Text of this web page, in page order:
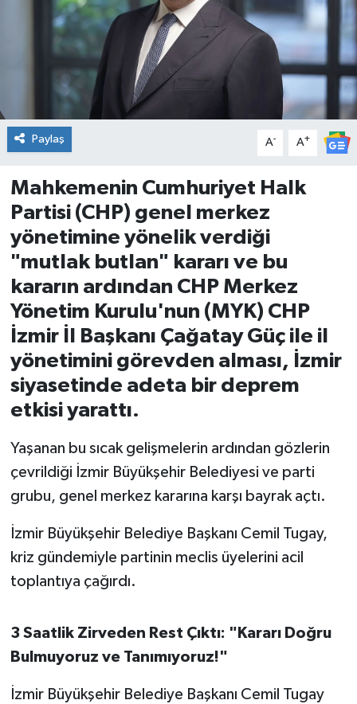
Paylaş A- A+
Mahkemenin Cumhuriyet Halk
Partisi (CHP) genel merkez
yönetimine yönelik verdiği
"mutlak butlan" kararı ve bu
kararın ardından CHP Merkez
Yönetim Kurulu'nun (MYK) CHP
İzmir İl Başkanı Çağatay Güç ile il
yönetimini görevden alması, İzmir
siyasetinde adeta bir deprem
etkisi yarattı.
Yaşanan bu sıcak gelişmelerin ardından gözlerin
çevrildiği İzmir Büyükşehir Belediyesi ve parti
grubu, genel merkez kararına karşı bayrak açtı.
İzmir Büyükşehir Belediye Başkanı Cemil Tugay,
kriz gündemiyle partinin meclis üyelerini acil
toplantıya çağırdı.
3 Saatlik Zirveden Rest Çıktı: "Kararı Doğru
Bulmuyoruz ve Tanımıyoruz!"
İzmir Büyükşehir Belediye Başkanı Cemil Tugay
EĞİTİM
EKONOMİ
Gömeç
Gönen
Havran
İvrindi
KENT GÜNDEMİ
Kepsut
KÜLTÜR-SANAT
MANŞET
OLAY
Resmi İlanlar